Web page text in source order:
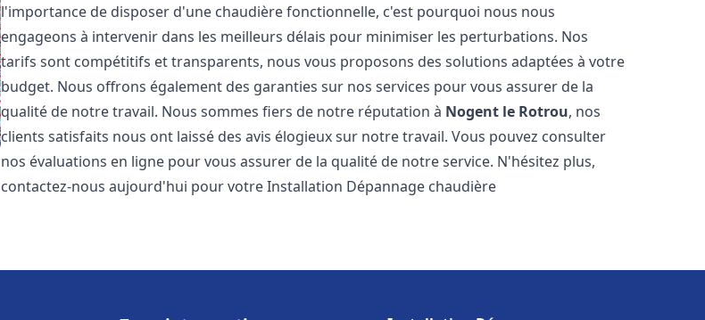
l'importance de disposer d'une chaudière fonctionnelle, c'est pourquoi nous nous
engageons à intervenir dans les meilleurs délais pour minimiser les perturbations. Nos
tarifs sont compétitifs et transparents, nous vous proposons des solutions adaptées à votre
budget. Nous offrons également des garanties sur nos services pour vous assurer de la
qualité de notre travail. Nous sommes fiers de notre réputation à Nogent le Rotrou, nos
clients satisfaits nous ont laissé des avis élogieux sur notre travail. Vous pouvez consulter
nos évaluations en ligne pour vous assurer de la qualité de notre service. N'hésitez plus,
contactez-nous aujourd'hui pour votre Installation Dépannage chaudière